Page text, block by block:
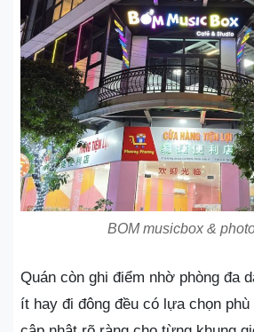
BOM musicbox &
Quán còn ghi điểm nhờ phòng đa
ít hay đi đông đều có lựa chọn